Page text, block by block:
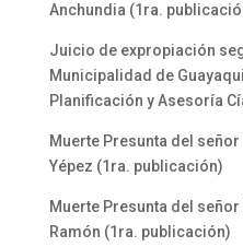
Anchundia (1ra.
Juicio de expropiación
Municipalidad de
Planificación y Asesoría
Muerte Presunta del
Yépez (1ra. publicación)
Muerte Presunta del
Ramón (1ra. publicación)